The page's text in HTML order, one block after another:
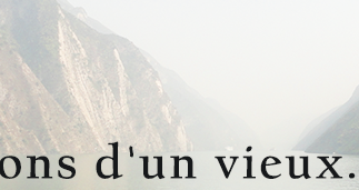
vieux…